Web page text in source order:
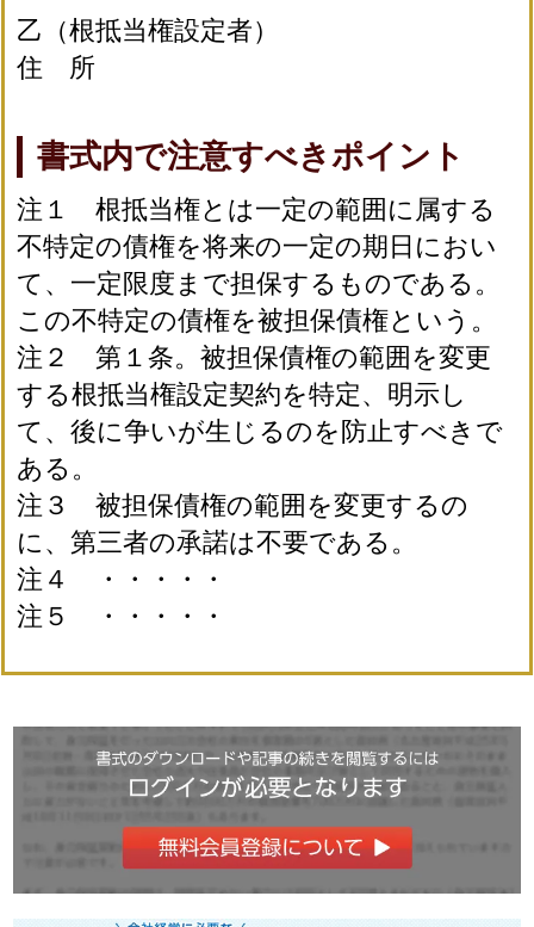
乙（根抵当権設定者）
住 所
書式内で注意すべきポイント
注１ 根抵当権とは一定の範囲に属する
不特定の債権を将来の一定の期日におい
て、一定限度まで担保するものである。
この不特定の債権を被担保債権という。
注２ 第１条。被担保債権の範囲を変更
する根抵当権設定契約を特定、明示し
て、後に争いが生じるのを防止すべきで
ある。
注３ 被担保債権の範囲を変更するの
に、第三者の承諾は不要である。
注４ ・・・・・
注５ ・・・・・